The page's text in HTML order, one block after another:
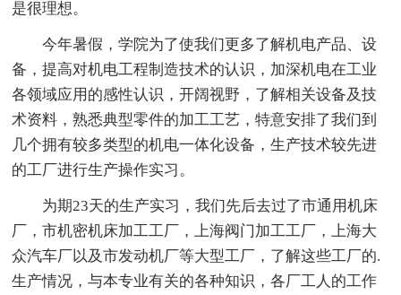
是很理想。
今年暑假，学院为了使我们更多了解机电产品、设
备，提高对机电工程制造技术的认识，加深机电在工业
各领域应用的感性认识，开阔视野，了解相关设备及技
术资料，熟悉典型零件的加工工艺，特意安排了我们到
几个拥有较多类型的机电一体化设备，生产技术较先进
的工厂进行生产操作实习。
为期23天的生产实习，我们先后去过了市通用机床
厂，市机密机床加工工厂，上海阀门加工工厂，上海大
众汽车厂以及市发动机厂等大型工厂，了解这些工厂的.
生产情况，与本专业有关的各种知识，各厂工人的工作